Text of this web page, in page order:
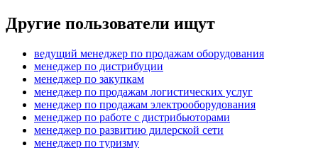
Другие пользователи ищут
ведущий менеджер по продажам оборудования
менеджер по дистрибуции
менеджер по закупкам
менеджер по продажам логистических услуг
менеджер по продажам электрооборудования
менеджер по работе с дистрибьюторами
менеджер по развитию дилерской сети
менеджер по туризму